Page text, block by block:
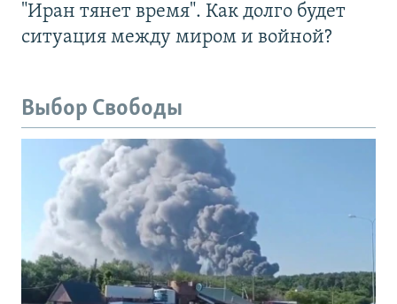
"Иран тянет время". Как долго будет
ситуация между миром и войной?
Выбор Свободы